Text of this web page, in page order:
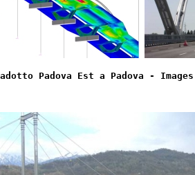
Padova Est a Padova -